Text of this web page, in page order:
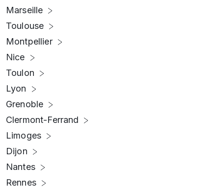
Marseille
Toulouse
Montpellier
Nice
Toulon
Lyon
Grenoble
Clermont-Ferrand
Limoges
Dijon
Nantes
Rennes